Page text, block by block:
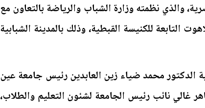
والذي نظمته وزارة الشباب والرياضة بالتعاون مع
التابعة للكنيسة القبطية، وذلك بالمدينة الشبابية
محمد ضياء زين العابدين رئيس جامعة عين
غالي نائب رئيس الجامعة لشئون التعليم والطلاب،